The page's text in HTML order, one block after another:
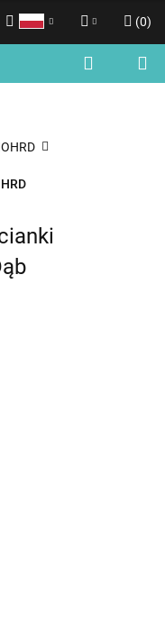
Zaloguj się
Zgody cookies
(0)